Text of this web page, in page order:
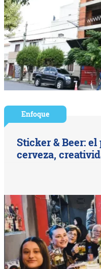
Enfoque
Sticker & Beer:
cerveza,